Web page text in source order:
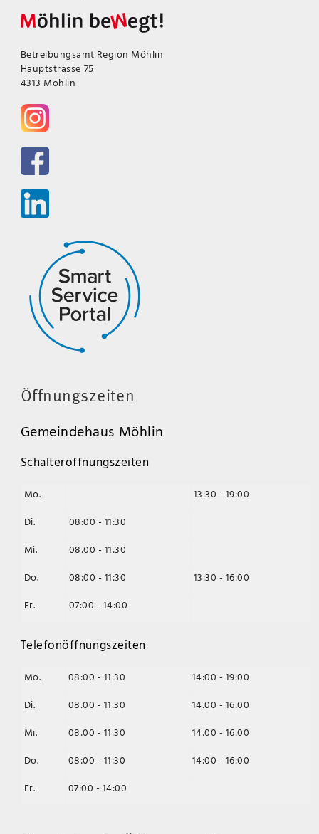
Betreibungsamt Region Möhlin
Hauptstrasse 75
4313 Möhlin
Öffnungszeiten
Gemeindehaus Möhlin
Schalteröffnungszeiten
Mo.
13:30 - 19:00
Di.
08:00 - 11:30
Mi.
08:00 - 11:30
Do.
08:00 - 11:30
13:30 - 16:00
Fr.
07:00 - 14:00
Telefonöffnungszeiten
Mo. 08:00 - 11:30
14:00 - 19:00
Di.
08:00 - 11:30
14:00 - 16:00
Mi.
08:00 - 11:30
14:00 - 16:00
Do.
08:00 - 11:30
14:00 - 16:00
Fr.
07:00 - 14:00